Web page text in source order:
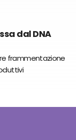
dal DNA
frammentazione